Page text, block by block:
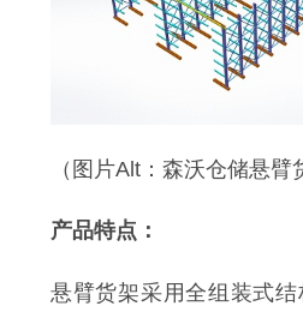
（图片Alt：森沃仓储悬臂
产品特点：
悬臂货架采用全组装式